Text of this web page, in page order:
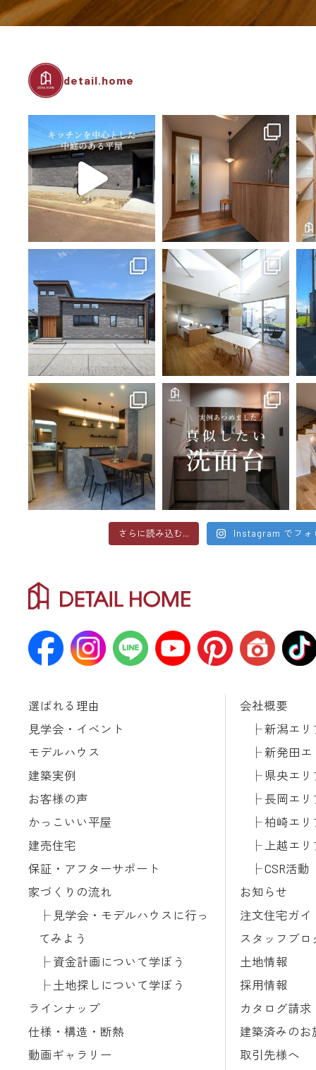
detail.home
さらに読み込む... Instagram でフォ
選ばれる理由
見学会・イベント
モデルハウス
建築実例
お客様の声
かっこいい平屋
建売住宅
保証・アフターサポート
家づくりの流れ
見学会・モデルハウスに行っ
てみよう
資金計画について学ぼう
土地探しについて学ぼう
ラインナップ
仕様・構造・断熱
動画ギャラリー
会社概要
新潟エリ
新発田エ
県央エリ
長岡エリ
柏崎エリ
上越エリ
CSR活動
お知らせ
注文住宅ガイ
スタッフブロ
土地情報
採用情報
カタログ請求
建築済みのお
取引先様へ